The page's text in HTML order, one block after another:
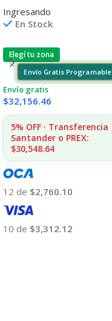
COPIAS (D)
Ingresando
En Stock
Elegí tu zona
Envío Gratis Programable
Envío gratis
$32,156.46
5% OFF · Transferencia
Santander o PREX:
$30,548.64
12 de $2,760.10
10 de $3,312.12